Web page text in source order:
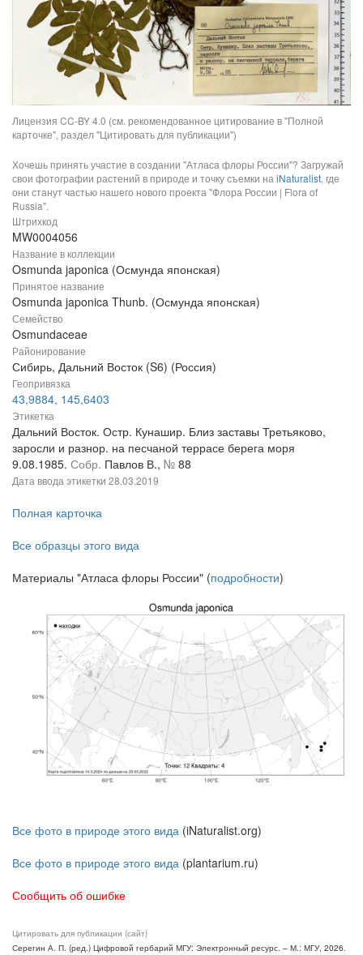
Лицензия CC-BY 4.0 (см. рекомендованное цитирование в "Полной
карточке", раздел "Цитировать для публикации")
Хочешь принять участие в создании "Атласа флоры России"? Загружай
свои фотографии растений в природе и точку съемки на iNaturalist, где
они станут частью нашего нового проекта "Флора России | Flora of
Russia".
Штрихкод
MW0004056
Название в коллекции
Osmunda japonica (Осмунда японская)
Принятое название
Osmunda japonica Thunb. (Осмунда японская)
Семейство
Osmundaceae
Районирование
Сибирь, Дальний Восток (S6) (Россия)
Геопривязка
43,9884, 145,6403
Этикетка
Дальний Восток. Остр. Кунашир. Близ заставы Третьяково,
заросли и разнор. на песчаной террасе берега моря
9.08.1985. Собр. Павлов В., № 88
Дата ввода этикетки 28.03.2019
Полная карточка
Все образцы этого вида
Материалы "Атласа флоры России" (подробности)
Все фото в природе этого вида (iNaturalist.org)
Все фото в природе этого вида (plantarium.ru)
Сообщить об ошибке
Цитировать для публикации (сайт)
Серегин А. П. (ред.) Цифровой гербарий МГУ: Электронный ресурс. – М.: МГУ, 2026.